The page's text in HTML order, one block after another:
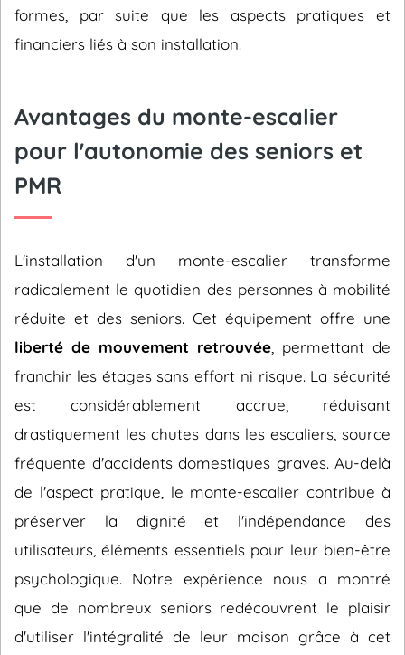
formes, par suite que les aspects pratiques et
financiers liés à son installation.
Avantages du monte-escalier
pour l'autonomie des seniors et
PMR
L'installation d'un monte-escalier transforme
radicalement le quotidien des personnes à mobilité
réduite et des seniors. Cet équipement offre une
liberté de mouvement retrouvée , permettant de
franchir les étages sans effort ni risque. La sécurité
est considérablement accrue, réduisant
drastiquement les chutes dans les escaliers, source
fréquente d'accidents domestiques graves. Au-delà
de l'aspect pratique, le monte-escalier contribue à
préserver la dignité et l'indépendance des
utilisateurs, éléments essentiels pour leur bien-être
psychologique. Notre expérience nous a montré
que de nombreux seniors redécouvrent le plaisir
d'utiliser l'intégralité de leur maison grâce à cet